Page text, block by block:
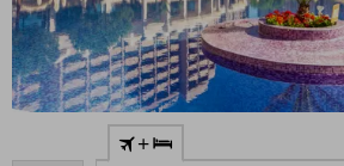
beloond
met
Corendon
Award!
+